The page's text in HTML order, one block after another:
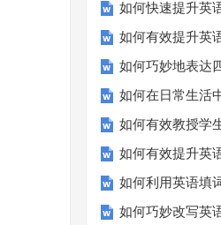
如何快速提升英
如何有效提升英
如何巧妙地表达
如何在日常生活
如何有效教授学
如何有效提升英
如何利用英语填
如何巧妙改写英